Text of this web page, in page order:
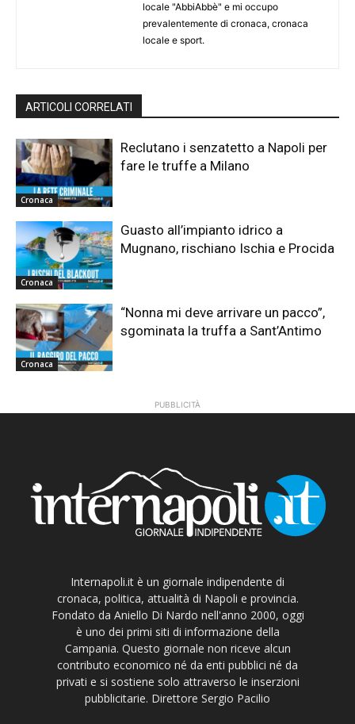
locale "AbbiAbbè" e mi occupo
prevalentemente di cronaca, cronaca
locale e sport.
ARTICOLI CORRELATI
Cronaca
Reclutano i senzatetto a Napoli per
fare le truffe a Milano
Cronaca
Guasto all’impianto idrico a
Mugnano, rischiano Ischia e Procida
Cronaca
“Nonna mi deve arrivare un pacco”,
sgominata la truffa a Sant’Antimo
PUBBLICITÀ
Internapoli.it è un giornale indipendente di
cronaca, politica, attualità di Napoli e provincia.
Fondato da Aniello Di Nardo nell'anno 2000, oggi
è uno dei primi siti di informazione della
Campania. Questo giornale non riceve alcun
contributo economico né da enti pubblici né da
privati e si sostiene solo attraverso le inserzioni
pubblicitarie. Direttore Sergio Pacilio